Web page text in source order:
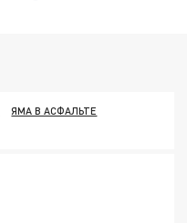
ЯМА В АСФАЛЬТЕ